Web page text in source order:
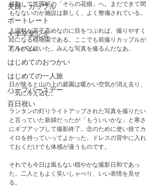
夫婦・カップル
ポートレート
大学卒業記念
アルバム
はじめてのおつかい
はじめての一人旅
ハーフバースデー
百日祝い
移動して世羅町の「そらの花畑」へ。まだできて間
もなないのか施設は新しく、よく整備されている。
入場料が若干高めなのに目をつぶれば、撮りやすく
絵になる植物園である。ここでも前撮りカップルが
もうひと組いた。みんな写真を撮るんだなあ。
日が陰ると山の上の庭園は暖かい空気が消え去り、
一気に冷え込む。
ランタンの灯りライトアップされた写真を撮りたい
と言っていた新婦だったが「もういいかな」と寒さ
にギブアップして撮影終了。念のために使い捨てカ
イロを持っていってよかった。ドレスの背中に入れ
ておくだけでも体感が違うものです。
それでも今日は風もない穏やかな撮影日和であっ
た。二人ともよく笑いしゃべり、いい表情を見せ
る。